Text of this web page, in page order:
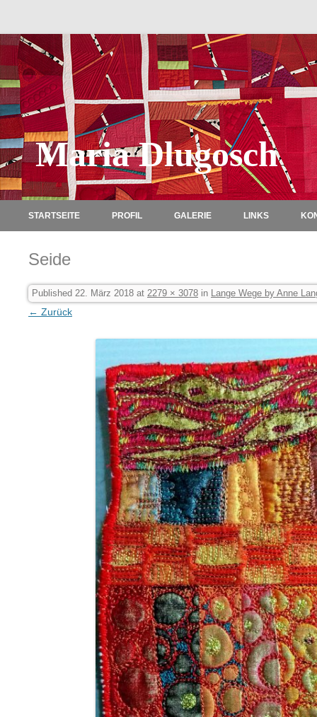
Maria Dlugosch
STARTSEITE PROFIL GALERIE LINKS
Seide
Published 22. März 2018 at 2279 × 3078 in Lange Wege by Anne
← Zurück